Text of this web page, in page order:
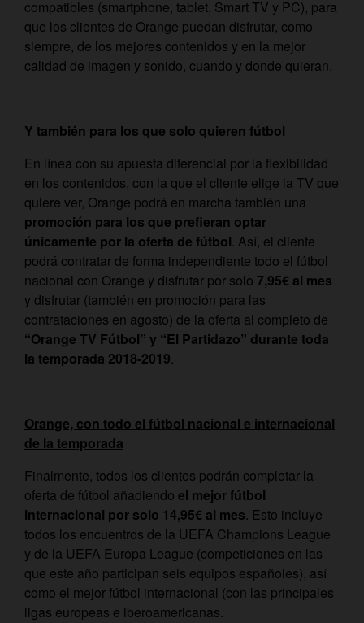
compatibles (smartphone, tablet, Smart TV y PC), para
que los clientes de Orange puedan disfrutar, como
siempre, de los mejores contenidos y en la mejor
calidad de imagen y sonido, cuando y donde quieran.
Y también para los que solo quieren fútbol
En línea con su apuesta diferencial por la flexibilidad
en los contenidos, con la que el cliente elige la TV que
quiere ver, Orange podrá en marcha también una
promoción para los que prefieran optar
únicamente por la oferta de fútbol. Así, el cliente
podrá contratar de forma independiente todo el fútbol
nacional con Orange y disfrutar por solo 7,95€ al mes
y disfrutar (también en promoción para las
contrataciones en agosto) de la oferta al completo de
“Orange TV Fútbol” y “El Partidazo” durante toda
la temporada 2018-2019.
Orange, con todo el fútbol nacional e internacional
de la temporada
Finalmente, todos los clientes podrán completar la
oferta de fútbol añadiendo el mejor fútbol
internacional por solo 14,95€ al mes. Esto incluye
todos los encuentros de la UEFA Champions League
y de la UEFA Europa League (competiciones en las
que este año participan seis equipos españoles), así
como el mejor fútbol internacional (con las principales
ligas europeas e iberoamericanas.